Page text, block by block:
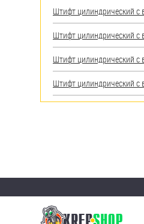
Штифт цилиндрический с
Штифт цилиндрический с
Штифт цилиндрический с
Штифт цилиндрический с